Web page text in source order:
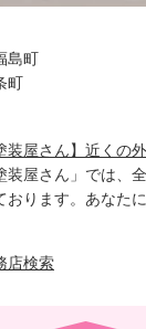
島町
町
装屋さん】近くの
装屋さん」では、
おります。あなた
店検索